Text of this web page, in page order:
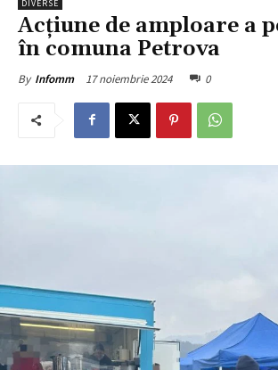
DIVERSE
Acțiune de amploare a
în comuna Petrova
By Infomm 17 noiembrie 2024 0